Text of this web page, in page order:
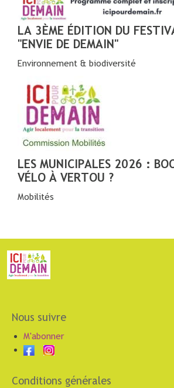
LA 3ÈME ÉDITION DU
"ENVIE DE DEMAIN"
Environnement & biodiversité
LES MUNICIPALES 2026 :
VÉLO À VERTOU ?
Mobilités
Nous suivre
M'abonner
Conditions générales